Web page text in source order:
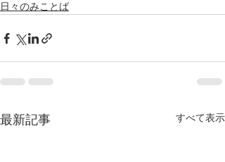
日々のみことば
最新記事 すべて表示